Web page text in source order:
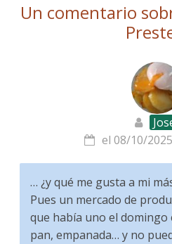
Un comentario
el 08/10/
… ¿y qué me gusta a mi
Pues un mercado de
que había uno el domingo
pan, empanada… y no